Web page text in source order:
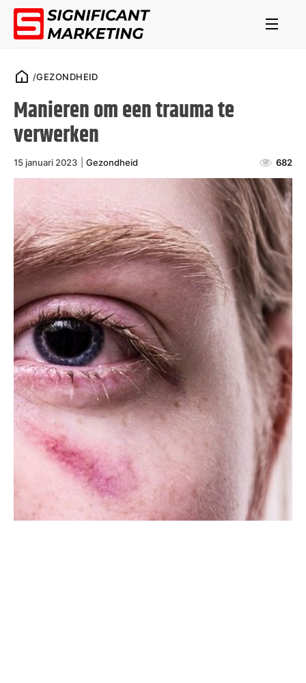
/GEZONDHEID
Manieren om een trauma te
verwerken
15 januari 2023 Gezondheid 682